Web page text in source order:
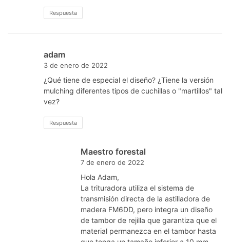
Respuesta
adam
3 de enero de 2022
¿Qué tiene de especial el diseño? ¿Tiene la versión
mulching diferentes tipos de cuchillas o "martillos" tal
vez?
Respuesta
Maestro forestal
7 de enero de 2022
Hola Adam,
La trituradora utiliza el sistema de
transmisión directa de la astilladora de
madera FM6DD, pero integra un diseño
de tambor de rejilla que garantiza que el
material permanezca en el tambor hasta